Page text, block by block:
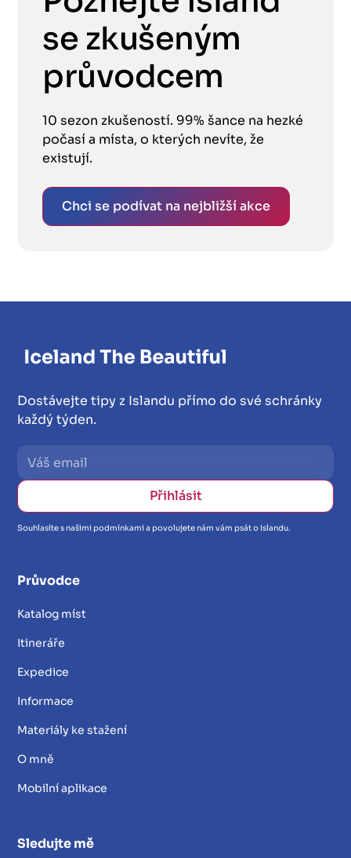
se zkušeným
průvodcem
10 sezon zkušeností. 99% šance na hezké
počasí a místa, o kterých nevíte, že
existují.
Chci se podívat na nejbližší akce
Dostávejte tipy z Islandu přímo do své schránky
každý týden.
Souhlasíte s našimi podmínkami a povolujete nám vám psát o Islandu.
Průvodce
Katalog míst
Itineráře
Expedice
Informace
Materiály ke stažení
O mně
Mobilní aplikace
Sledujte mě